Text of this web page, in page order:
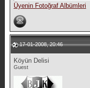
Üyenin Fotoğraf Albümleri
17-01-2008, 20:46
Köyün Delisi
Guest